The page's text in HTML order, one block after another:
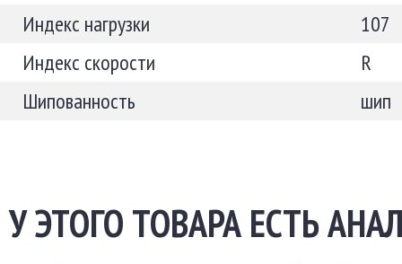
Индекс нагрузки
107
Индекс скорости
R
Шипованность
шип
У ЭТОГО ТОВАРА ЕСТЬ